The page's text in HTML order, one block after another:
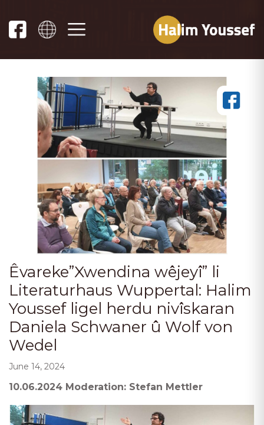
Êvareke”Xwendina wêjeyî” li
Literaturhaus Wuppertal: Halim
Youssef ligel herdu nivîskaran
Daniela Schwaner û Wolf von
Wedel
June 14, 2024
10.06.2024 Moderation: Stefan Mettler